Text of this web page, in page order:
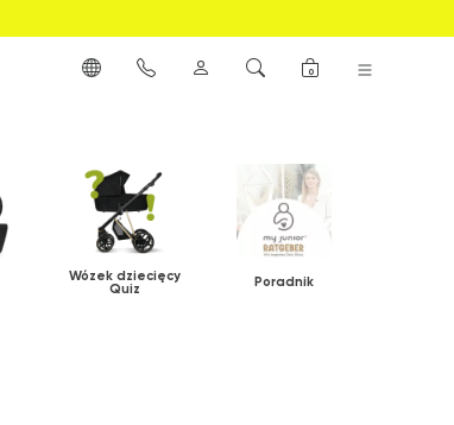
0
Wózek dziecięcy
Quiz Poradnik